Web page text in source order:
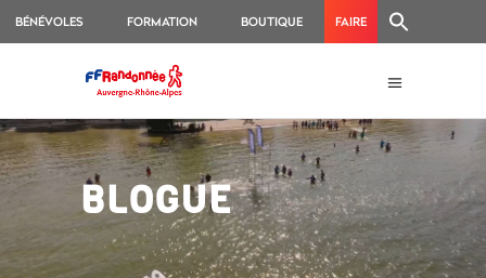
BÉNÉVOLES FORMATION BOUTIQUE FAIRE
BLOGUE